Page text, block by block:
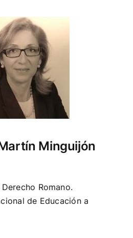
Minguijón
Romano.
de Educación a